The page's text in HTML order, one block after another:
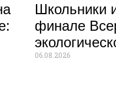
Школьники
финале
06.08.2026